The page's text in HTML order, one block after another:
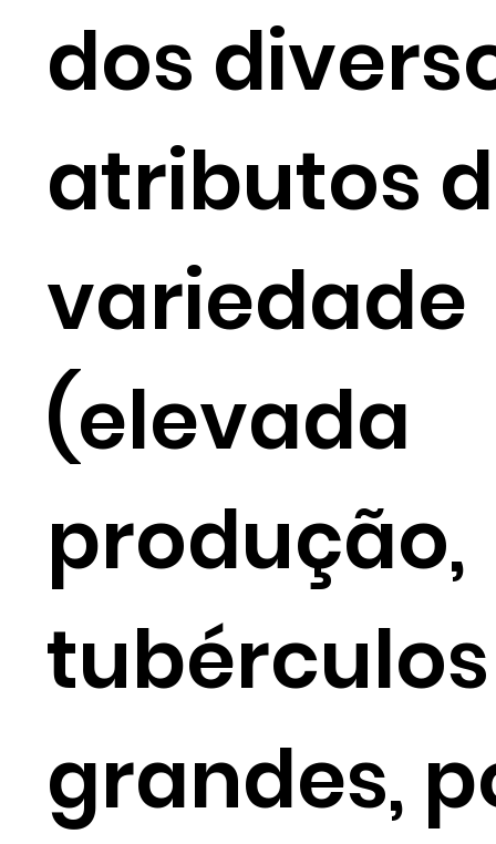
dos
atributos
variedade
(elevada
produção,
tubérculos
grandes,